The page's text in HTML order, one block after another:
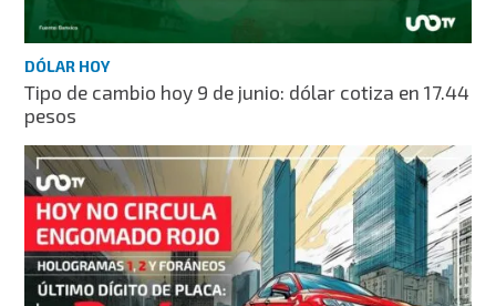
DÓLAR HOY
Tipo de cambio hoy 9 de junio: dólar cotiza en 17.44
pesos